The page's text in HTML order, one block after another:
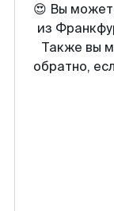
😍 Вы
из
Также вы
обратно,